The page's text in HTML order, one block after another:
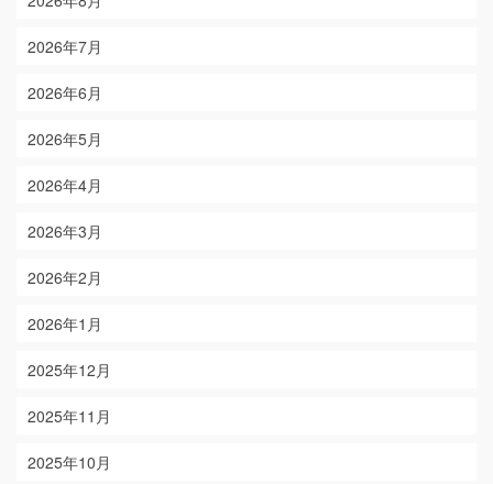
2026年7月
2026年6月
2026年5月
2026年4月
2026年3月
2026年2月
2026年1月
2025年12月
2025年11月
2025年10月